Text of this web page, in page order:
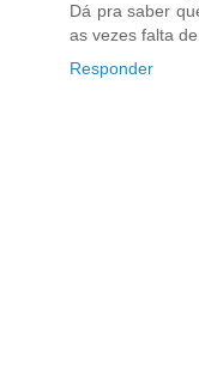
Dá pra saber
as vezes falta
Responder